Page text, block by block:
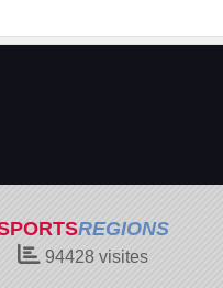
REGIONS
94428visites